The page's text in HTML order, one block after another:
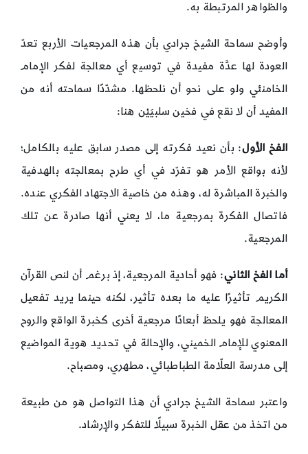
والظواهر المرتبطة به.
وأوضح سماحة الشيخ جرادي بأن هذه المرجعيات الأربع تعدّ
العودة لها عدَّة مفيدة في توسيع أي معالجة لفكر الإمام
الخامنئي ولو على نحو أن نلحظها. مشدّدًا سماحته أنه من
المفيد أن لا نقع في فخين سلبيَيْن هنا:
الفخ الأول: بأن نعيد فكرته إلى مصدر سابق عليه بالكامل؛
لأنه بواقع الأمر هو تفرّد في أي طرح بمعالجته بالهدفية
والخبرة المباشرة له، وهذه من خاصية الاجتهاد الفكري عنده.
فاتصال الفكرة بمرجعية ما، لا يعني أنها صادرة عن تلك
المرجعية.
أما الفخ الثاني: فهو أحادية المرجعية، إذ برغم أن لنص القرآن
الكريم تأثيرًا عليه ما بعده تأثير، لكنه حينما يريد تفعيل
المعالجة فهو يلحظ أبعادًا مرجعية أخرى كخبرة الواقع والروح
المعنوي للإمام الخميني، والإحالة في تحديد هوية المواضيع
إلى مدرسة العلّامة الطباطبائي، مطهري، ومصباح.
واعتبر سماحة الشيخ جرادي أن هذا التواصل هو من طبيعة
من اتخذ من عقل الخبرة سبيلًا للتفكر والإرشاد.